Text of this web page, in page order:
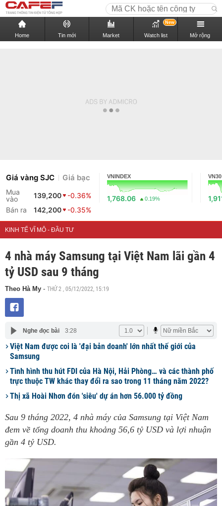
Home Tin mới Market Watch list
New
Mở rộng
Giá vàng SJC Giá bạc
Mua
vào
139,200
-0.36%
Bán ra
142,200 -0.35%
VNINDEX
1,768.06 0.19%
VN30
KINH TẾ VĨ MÔ - ĐẦU TƯ
4 nhà máy Samsung tại Việt Nam lãi gần 4
tỷ USD sau 9 tháng
Theo Hà My - THỨ 2 , 05/12/2022, 15:19
Nghe đọc bài 3:28
Việt Nam được coi là 'đại bản doanh' lớn nhất thế giới của
Samsung
Tình hình thu hút FDI của Hà Nội, Hải Phòng… và các thành phố
trực thuộc TW khác thay đổi ra sao trong 11 tháng năm 2022?
Thị xã Hoài Nhơn đón 'siêu' dự án hơn 56.000 tỷ đồng
Sau 9 tháng 2022, 4 nhà máy của Samsung tại Việt Nam
đem về tổng doanh thu khoảng 56,6 tỷ USD và lợi nhuận
gần 4 tỷ USD.